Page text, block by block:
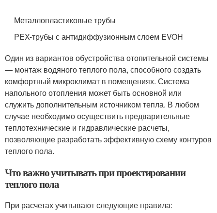
Металлопластиковые трубы
PEX-трубы с антидиффузионным слоем EVOH
Один из вариантов обустройства отопительной системы
— монтаж водяного теплого пола, способного создать
комфортный микроклимат в помещениях. Система
напольного отопления может быть основной или
служить дополнительным источником тепла. В любом
случае необходимо осуществить предварительные
теплотехнические и гидравлические расчеты,
позволяющие разработать эффективную схему контуров
теплого пола.
Что важно учитывать при проектировании
теплого пола
При расчетах учитывают следующие правила: